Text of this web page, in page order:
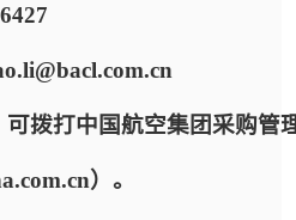
拨打中国航空集团采购
）。